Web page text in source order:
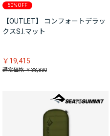
50%OFF
【OUTLET】 コンフォートデラッ
クスS.I.マット
￥19,415
通常価格 ￥38,830